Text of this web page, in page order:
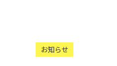
お知らせ